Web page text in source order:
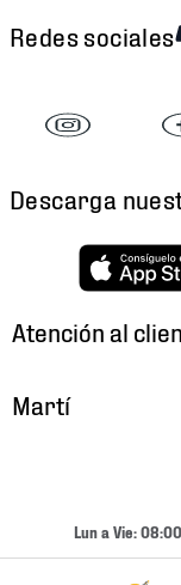
Redes sociales
Descarga
Atención al
Cambios y
Martí
Lun a Vie: